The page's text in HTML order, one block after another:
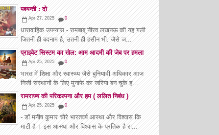
पश्यन्ती : दो
Apr 27, 2025 0
धारावाहिक उपन्यास - रामबाबू नीरव लखनऊ की यह गली
जितनी ही बदनाम है, उतनी ही हसीन भी. जैसे ज...
प्राइवेट सिस्टम का खेल: आम आदमी की जेब पर हमला
Apr 25, 2025 0
भारत में शिक्षा और स्वास्थ्य जैसे बुनियादी अधिकार आज
निजी संस्थानों के लिए मुनाफे का जरिया बन चुके ह...
रामराज्य की परिकल्पना और हम ( ललित निबंध )
Apr 25, 2025 0
- डॉ मनीष कुमार चौरे भारतवर्ष आस्था और विश्वास कि
माटी है । इस आस्था और विश्वास के प्रतिक है रा...